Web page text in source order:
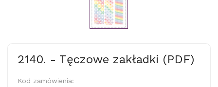
2140. - Tęczowe zakładki (PDF)
Kod zamówienia: